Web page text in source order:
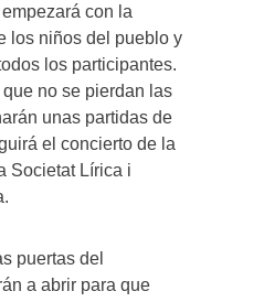
con la
los niños del pueblo y
los participantes.
no se pierdan las
unas partidas de
el concierto de la
Societat Lírica i
puertas del
a abrir para que